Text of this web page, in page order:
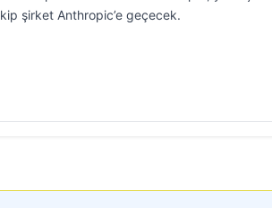
şirket Anthropic’e geçecek.